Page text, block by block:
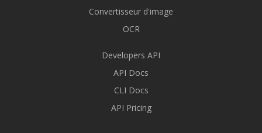
Convertisseur d'image
OCR
Developers API
API Docs
CLI Docs
API Pricing